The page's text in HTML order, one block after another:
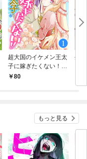
超大国のイケメン王太
子に嫁ぎたくない！！
1話
80
生
パ
もっと見る